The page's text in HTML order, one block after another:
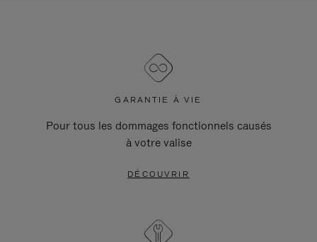
GARANTIE À VIE
Pour tous les dommages fonctionnels causés
à votre valise
DÉCOUVRIR